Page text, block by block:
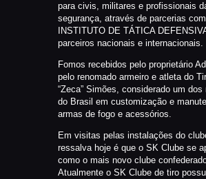
CERTIFICADO DE CURSOS
PARTICIPAÇÃO
ESTATUTO
PARCEIROS
MANEJO DO JAVALI
TROCAS E DEVOLUÇÕES
para civis, militares e profissionais
segurança, através de parcerias
INSTITUTO DE TÁTICA
parceiros nacionais e internacionais.
Fomos recebidos pelo proprietário
pelo renomado armeiro e atleta do
“Zeca” Simões, considerado um dos
do Brasil em customização e
armas de fogo e acessórios.
Em visitas pelas instalações do
ressalva hoje é que o SK Clube se
como o mais novo clube
Atualmente o SK Clube de tiro